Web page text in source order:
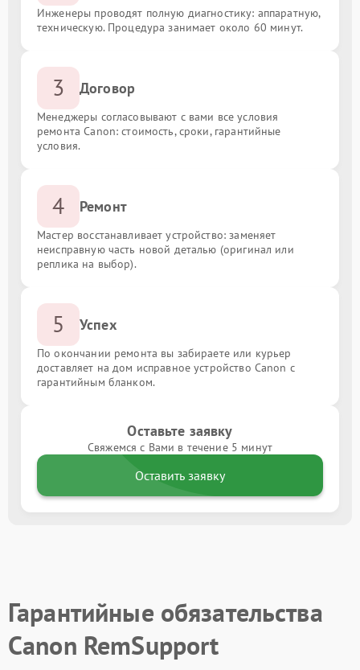
Инженеры проводят полную диагностику: аппаратную,
техническую. Процедура занимает около 60 минут.
3 Договор
Менеджеры согласовывают с вами все условия
ремонта Canon: стоимость, сроки, гарантийные
условия.
4 Ремонт
Мастер восстанавливает устройство: заменяет
неисправную часть новой деталью (оригинал или
реплика на выбор).
5 Успех
По окончании ремонта вы забираете или курьер
доставляет на дом исправное устройство Canon с
гарантийным бланком.
Оставьте заявку
Свяжемся с Вами в течение 5 минут
Оставить заявку
Гарантийные обязательства
Canon RemSupport